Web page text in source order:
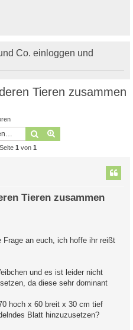
Co. einloggen und
Tieren zusammen
Suche
1 von 1
Tieren zusammen
Frage an euch, ich hoffe ihr reißt
und es ist leider nicht
da diese sehr dominant
hoch x 60 breit x 30 cm tief
Blatt hinzuzusetzen?